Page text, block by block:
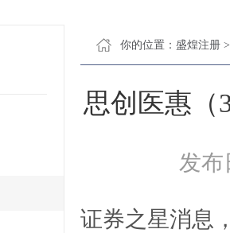
你的位置： 盛煌注册
思创医惠（
发布
证券之星消息